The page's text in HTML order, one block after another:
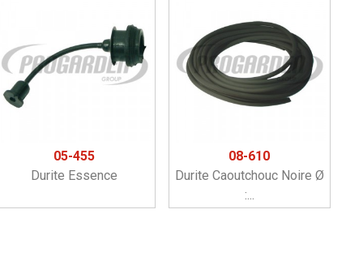
05-455
Durite Essence
08-610
Durite Caoutchouc Noire Ø
:...